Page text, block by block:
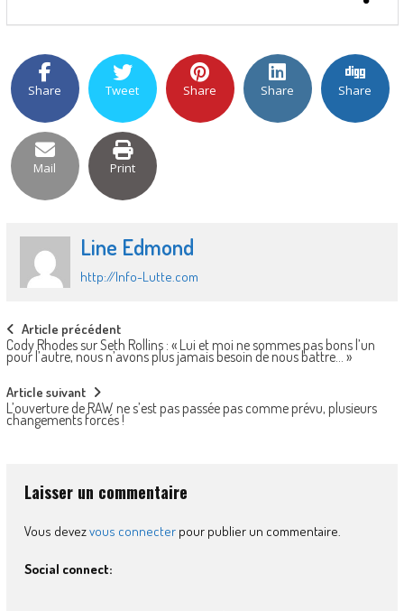
Share Tweet Share Share Share
Mail Print
Line Edmond
http://Info-Lutte.com
Post
navigation
Article précédent
Cody Rhodes sur Seth Rollins : « Lui et moi ne sommes pas bons l’un
pour l’autre, nous n’avons plus jamais besoin de nous battre… »
Article suivant
L’ouverture de RAW ne s’est pas passée pas comme prévu, plusieurs
changements forcés !
Laisser un commentaire
Vous devezvous connecterpour publier un commentaire.
Social connect: